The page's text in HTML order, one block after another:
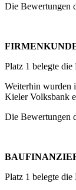
Die Bewertungen
Platz 1 belegte die
Weiterhin wurden
Kieler Volksbank
Die Bewertungen
Platz 1 belegte die